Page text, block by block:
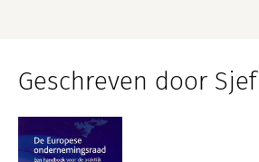
Geschreven door